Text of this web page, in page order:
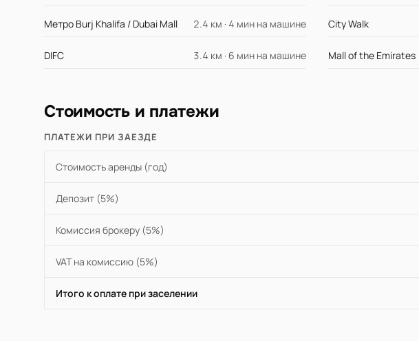
Метро Burj Khalifa / Dubai Mall 2.4 км · 4 мин на машине City Walk
DIFC 3.4 км · 6 мин на машине Mall of the Emirates
Стоимость и платежи
ПЛАТЕЖИ ПРИ ЗАЕЗДЕ
Стоимость аренды (год)
Депозит (5%)
Комиссия брокеру (5%)
VAT на комиссию (5%)
Итого к оплате при заселении